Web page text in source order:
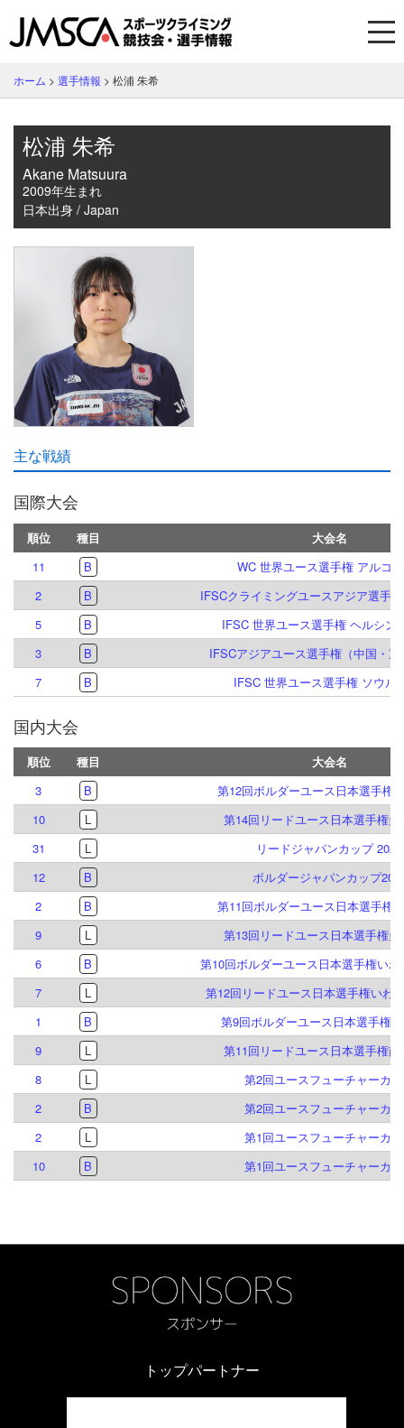
ホーム > 選手情報 > 松浦 朱希
松浦 朱希
Akane Matsuura
2009年生まれ
日本出身 / Japan
主な戦績
国際大会
順位 種目
大会名
11
B
WC 世界ユース選手権 アルコ
2
B
IFSCクライミングユースアジア選手
5
B
IFSC 世界ユース選手権 ヘルシン
3
B
IFSCアジアユース選手権（中国・重
7
B IFSC 世界ユース選手権 ソウル
国内大会
順位 種目
大会名
3
B
第12回ボルダーユース日本選手権
10
L
第14回リードユース日本選手権多
31
L
リードジャパンカップ 2026
12
B
ボルダージャパンカップ
2
B
第11回ボルダーユース日本選手権
9
L
第13回リードユース日本選手権多
6
B
第10回ボルダーユース日本選手権い
7
L
第12回リードユース日本選手権いわ
1
B
第9回ボルダーユース日本選手権
9
L
第11回リードユース日本選手権南
8
L
第2回ユースフューチャーカ
2
B
第2回ユースフューチャーカ
2
L
第1回ユースフューチャーカ
10
B 第1回ユースフューチャーカ
トップパートナー